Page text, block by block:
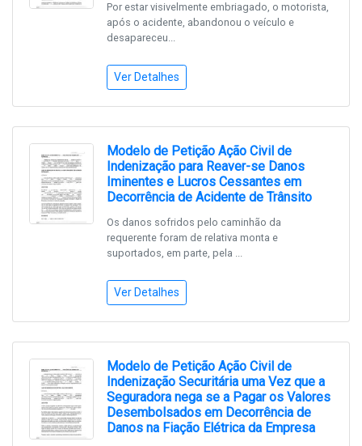
Por estar visivelmente embriagado, o motorista,
após o acidente, abandonou o veículo e
desapareceu...
Ver Detalhes
Modelo de Petição Ação Civil de
Indenização para Reaver-se Danos
Iminentes e Lucros Cessantes em
Decorrência de Acidente de Trânsito
Os danos sofridos pelo caminhão da
requerente foram de relativa monta e
suportados, em parte, pela ...
Ver Detalhes
Modelo de Petição Ação Civil de
Indenização Securitária uma Vez que a
Seguradora nega se a Pagar os Valores
Desembolsados em Decorrência de
Danos na Fiação Elétrica da Empresa